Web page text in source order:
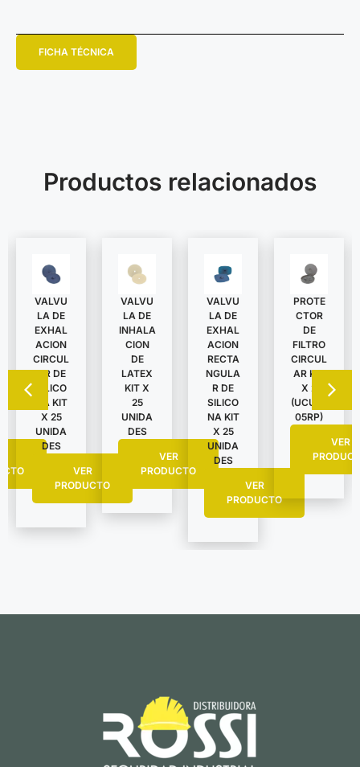
FICHA TÉCNICA
Productos relacionados
VALVU
LA DE
EXHAL
ACION
CIRCUL
AR DE
SILICO
NA KIT
X 25
UNIDA
DES
VER
PRODUCTO
VALVU
LA DE
INHALA
CION
DE
LATEX
KIT X
25
UNIDA
DES
VER
PRODUCTO
VALVU
LA DE
EXHAL
ACION
RECTA
NGULA
R DE
SILICO
NA KIT
X 25
UNIDA
DES
VER
PRODUCTO
PROTE
CTOR
DE
FILTRO
CIRCUL
AR KIT
X 2
(UCU62
05RP)
VER